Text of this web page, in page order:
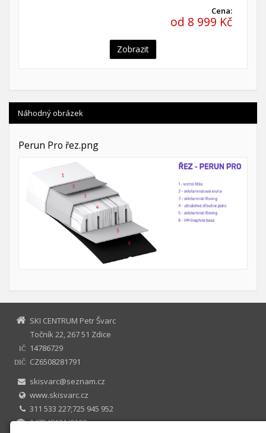
Cena:
od 8 999 Kč
Zobrazit
Náhodný obrázek
Perun Pro řez.png
SKI CENTRUM Petr Švarc
Točník 22, 267 51 Zdice
IČ 14786729
DIČ
CZ6508281791
skisvarc@seznam.cz
www.skisvarc.cz
311 533 227;725 945 952
247548131/0100